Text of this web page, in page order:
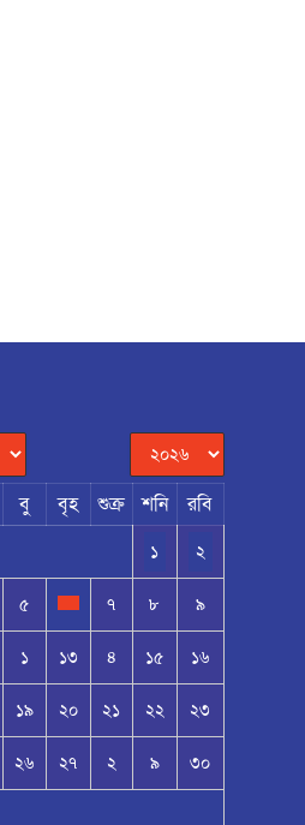
বু বৃহ শুক্র শনি রবি
১ ২
৫ ৭ ৮ ৯
১ ১৩ ৪ ১৫ ১৬
১৯ ২০ ২১ ২২ ২৩
২৬ ২৭ ২ ৯ ৩০